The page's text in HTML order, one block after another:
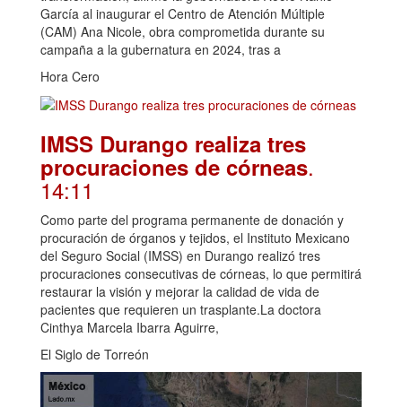
García al inaugurar el Centro de Atención Múltiple
(CAM) Ana Nicole, obra comprometida durante su
campaña a la gubernatura en 2024, tras a
Hora Cero
IMSS Durango realiza tres
procuraciones de córneas.
14:11
Como parte del programa permanente de donación y
procuración de órganos y tejidos, el Instituto Mexicano
del Seguro Social (IMSS) en Durango realizó tres
procuraciones consecutivas de córneas, lo que permitirá
restaurar la visión y mejorar la calidad de vida de
pacientes que requieren un trasplante.La doctora
Cinthya Marcela Ibarra Aguirre,
El Siglo de Torreón